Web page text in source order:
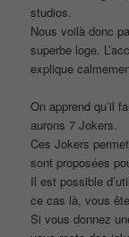
studios.
Nous voilà donc
superbe loge.
explique
On apprend qu’il
aurons 7 Jokers.
Ces Jokers
sont proposées
Il est possible
ce cas là, vous
Si vous donnez